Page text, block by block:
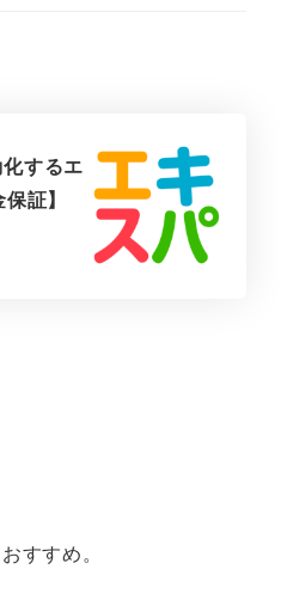
するエ
証】
すすめ。